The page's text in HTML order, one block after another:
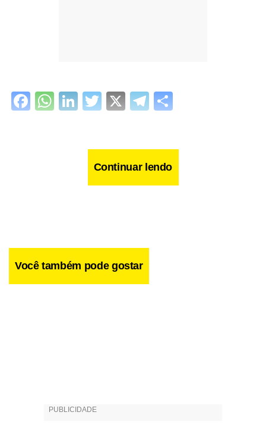
Facebook
WhatsApp
LinkedIn
Twitter
X Telegram
Continuar lendo
Você também pode gostar